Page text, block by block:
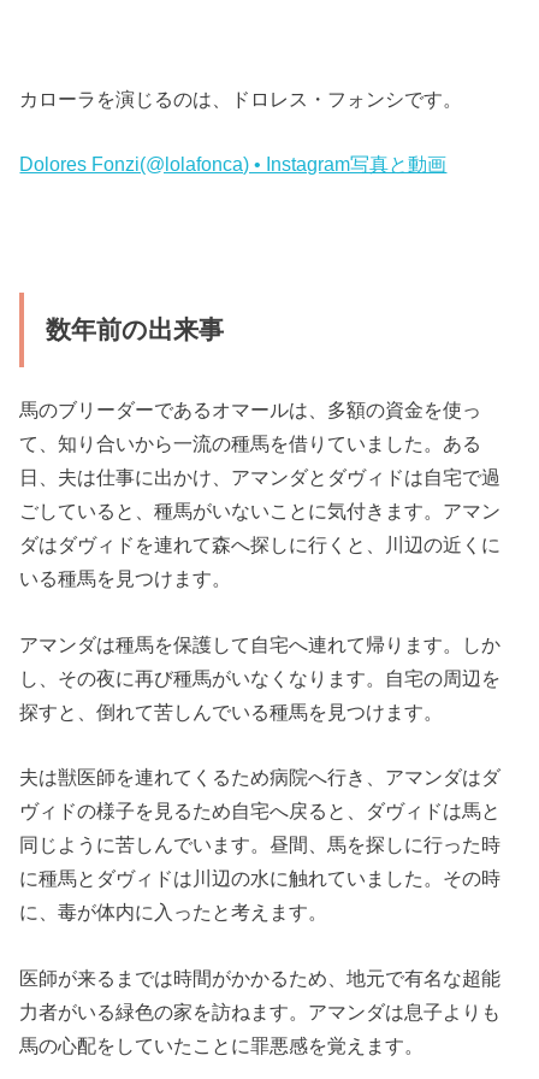
カローラを演じるのは、ドロレス・フォンシです。
Dolores Fonzi(@lolafonca) • Instagram写真と動画
数年前の出来事
馬のブリーダーであるオマールは、多額の資金を使っ
て、知り合いから一流の種馬を借りていました。ある
日、夫は仕事に出かけ、アマンダとダヴィドは自宅で過
ごしていると、種馬がいないことに気付きます。アマン
ダはダヴィドを連れて森へ探しに行くと、川辺の近くに
いる種馬を見つけます。
アマンダは種馬を保護して自宅へ連れて帰ります。しか
し、その夜に再び種馬がいなくなります。自宅の周辺を
探すと、倒れて苦しんでいる種馬を見つけます。
夫は獣医師を連れてくるため病院へ行き、アマンダはダ
ヴィドの様子を見るため自宅へ戻ると、ダヴィドは馬と
同じように苦しんでいます。昼間、馬を探しに行った時
に種馬とダヴィドは川辺の水に触れていました。その時
に、毒が体内に入ったと考えます。
医師が来るまでは時間がかかるため、地元で有名な超能
力者がいる緑色の家を訪ねます。アマンダは息子よりも
馬の心配をしていたことに罪悪感を覚えます。